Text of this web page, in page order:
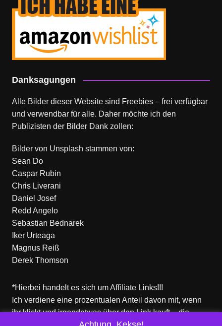
Danksagungen
Alle Bilder dieser Website sind Freebies – frei verfügbar
und verwendbar für alle. Daher möchte ich den
Publizisten der Bilder Dank zollen:
Bilder von Unsplash stammen von:
Sean Do
Caspar Rubin
Chris Liverani
Daniel Josef
Redd Angelo
Sebastian Bednarek
Iker Urteaga
Magnus Reiß
Derek Thomson
*Hierbei handelt es sich um Affiliate Links!!!
Ich verdiene eine prozentualen Anteil davon mit, wenn
ihr klickt und irgendetwas über den Link kauft – die